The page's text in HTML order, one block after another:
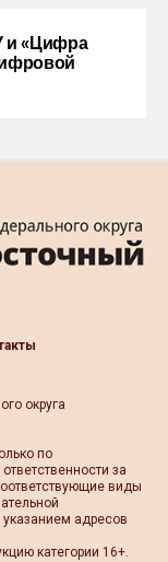
и «Цифра
округа
по
за
виды
адресов
категории 16+.